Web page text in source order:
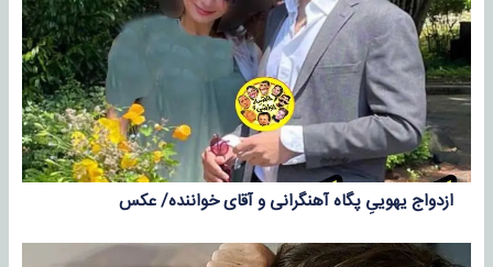
ازدواج یهوییِ پگاه آهنگرانی و آقای خواننده/ عکس